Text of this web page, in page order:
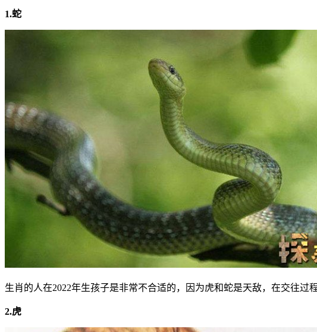
1.蛇
生肖的人在2022年生孩子是非常不合适的，因为虎和蛇是天敌，在交往
2.虎